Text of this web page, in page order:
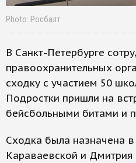
Photo: Росбалт
В Санкт-Петербурге
правоохранительных
сходку с участием 50
Подростки пришли на
бейсбольными битами и
Сходка была назначена в
Караваевской и Дмитрия